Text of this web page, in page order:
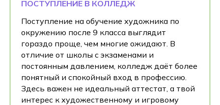
ПОСТУПЛЕНИЕ В КОЛЛЕДЖ
Поступление на обучение художника по
окружению после 9 класса выглядит
гораздо проще, чем многие ожидают. В
отличие от школы с экзаменами и
постоянным давлением, колледж даёт более
понятный и спокойный вход в профессию.
Здесь важен не идеальный аттестат, а твой
интерес к художественному и игровому